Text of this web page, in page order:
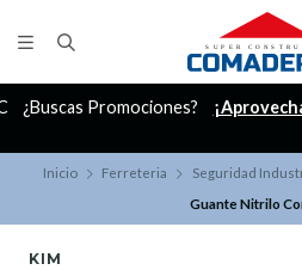
¿Buscas Promociones?
Inicio Ferreteria Seguridad
Guante Nitrilo
KIM